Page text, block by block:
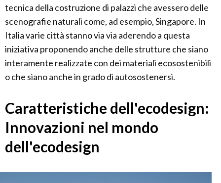
tecnica della costruzione di palazzi che avessero delle
scenografie naturali come, ad esempio, Singapore. In
Italia varie città stanno via via aderendo a questa
iniziativa proponendo anche delle strutture che siano
interamente realizzate con dei materiali ecosostenibili
o che siano anche in grado di autosostenersi.
Caratteristiche dell'ecodesign:
Innovazioni nel mondo
dell'ecodesign